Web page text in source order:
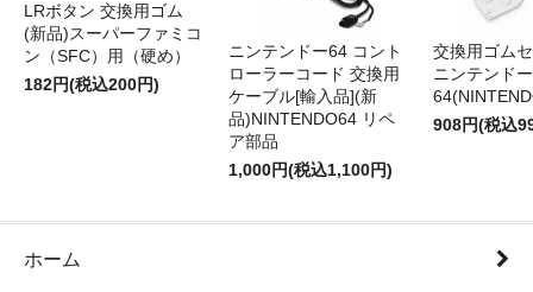
LRボタン 交換用ゴム
(新品)スーパーファミコ
ン（SFC）用（硬め）
182円(税込200円)
ニンテンドー64 コント
ローラーコード 交換用
ケーブル[輸入品](新
品)NINTENDO64 リペ
ア部品
1,000円(税込1,100円)
交換用ゴム
ニンテンドー
908円(税込
ホーム